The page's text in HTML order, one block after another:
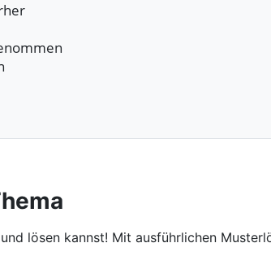
lösen kannst! Mit ausführlichen